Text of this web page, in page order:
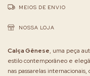
MEIOS DE ENVIO
NOSSA LOJA
Calça Gênese, uma peça
estilo contemporâneo e
nas passarelas